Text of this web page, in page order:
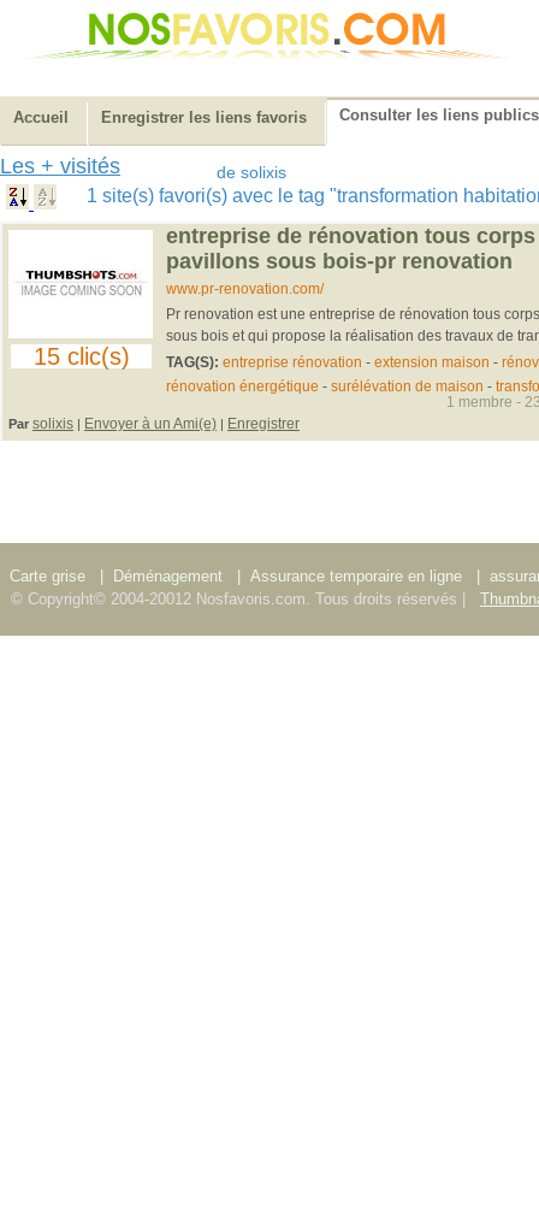
Accueil Enregistrer les liens favoris Consulter les liens publics
Les + visités de solixis
1 site(s) favori(s) avec le tag "transformation
15 clic(s)
entreprise de rénovation tous
pavillons sous bois-pr renovation
www.pr-renovation.com/
Pr renovation est une entreprise de rénovation tous
sous bois et qui propose la réalisation des travaux de
TAG(S): entreprise rénovation - extension maison -
rénovation énergétique - surélévation de maison -
Par solixis | Envoyer à un Ami(e) | Enregistrer
1 membre -
Carte grise Déménagement Assurance temporaire en ligne
© Copyright© 2004-20012 Nosfavoris.com. Tous droits réservés |